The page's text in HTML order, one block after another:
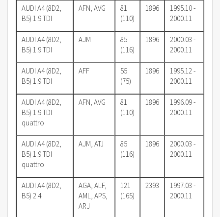
AUDI A4 (8D2,
B5) 1.9 TDI
AFN, AVG
81
(110)
1896
1995.10 -
2000.11
AUDI A4 (8D2,
B5) 1.9 TDI
AJM
85
(116)
1896
2000.03 -
2000.11
AUDI A4 (8D2,
B5) 1.9 TDI
AFF
55
(75)
1896
1995.12 -
2000.11
AUDI A4 (8D2,
B5) 1.9 TDI
quattro
AFN, AVG
81
(110)
1896
1996.09 -
2000.11
AUDI A4 (8D2,
B5) 1.9 TDI
quattro
AJM, ATJ
85
(116)
1896
2000.03 -
2000.11
AUDI A4 (8D2,
B5) 2.4
AGA, ALF,
AML, APS,
ARJ
121
(165)
2393
1997.03 -
2000.11